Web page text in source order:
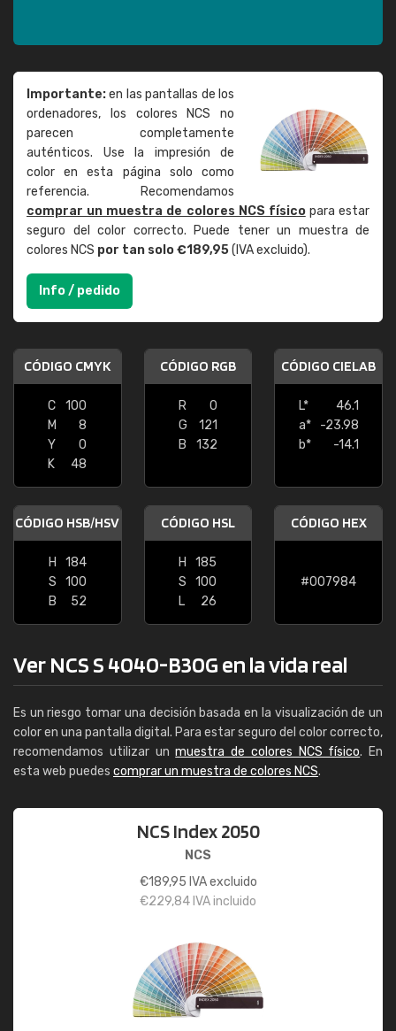
Importante:en las pantallas de los
ordenadores, los colores NCS no
parecen completamente
auténticos. Use la impresión de
color en esta página solo como
referencia. Recomendamos
comprar un muestra de colores NCS físicopara estar
seguro del color correcto. Puede tener un muestra de
colores NCS por tan solo €189,95(IVA excluido).
Info / pedido
CÓDIGO CMYK
C
100
M
8
Y
0
K
48
CÓDIGO RGB
R
0
G
121
B
132
CÓDIGO CIELAB
L*
46.1
a*
-23.98
b*
-14.1
CÓDIGO HSB/HSV
H
184
S
100
B
52
CÓDIGO HSL
H
185
S
100
L
26
CÓDIGO HEX
#007984
Ver NCS S 4040-B30G en la vida real
Es un riesgo tomar una decisión basada en la visualización de un
color en una pantalla digital. Para estar seguro del color correcto,
recomendamos utilizar unmuestra de colores NCS físico. En
esta web puedes comprar un muestra de colores NCS.
NCS Index 2050
NCS
€189,95 IVA excluido
€229,84 IVA incluido